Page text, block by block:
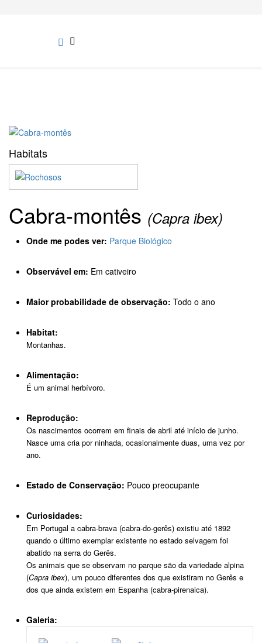
Habitats
Cabra-montês (Capra ibex)
Onde me podes ver: Parque Biológico
Observável em: Em cativeiro
Maior probabilidade de observação: Todo o ano
Habitat:
Montanhas.
Alimentação:
É um animal herbívoro.
Reprodução:
Os nascimentos ocorrem em finais de abril até início de junho.
Nasce uma cria por ninhada, ocasionalmente duas, uma vez por
ano.
Estado de Conservação: Pouco preocupante
Curiosidades:
Em Portugal a cabra-brava (cabra-do-gerês) existiu até 1892
quando o último exemplar existente no estado selvagem foi
abatido na serra do Gerês.
Os animais que se observam no parque são da variedade alpina
(Capra ibex), um pouco diferentes dos que existiram no Gerês e
dos que ainda existem em Espanha (cabra-pirenaica).
Galeria: